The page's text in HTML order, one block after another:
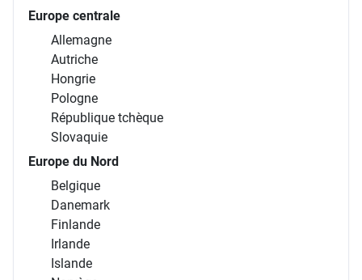
Europe centrale
Allemagne
Autriche
Hongrie
Pologne
République tchèque
Slovaquie
Europe du Nord
Belgique
Danemark
Finlande
Irlande
Islande